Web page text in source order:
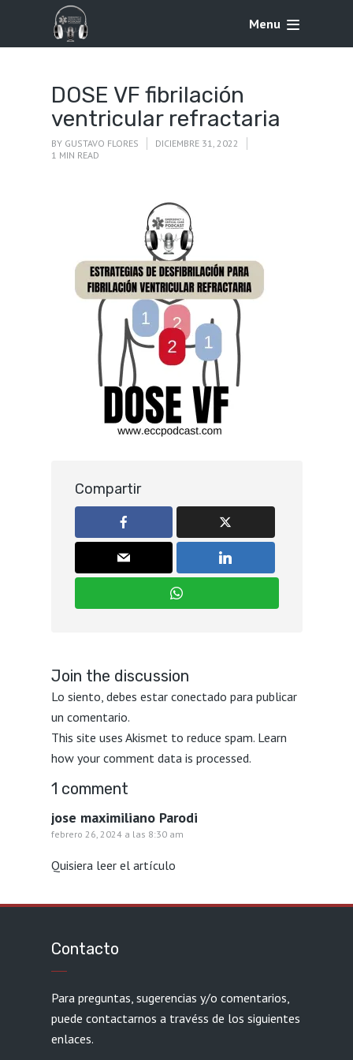
Menu
DOSE VF fibrilación
ventricular refractaria
BY GUSTAVO FLORES
DICIEMBRE 31, 2022
1 MIN READ
Compartir
Join the discussion
Lo siento, debes estar conectado para publicar
un comentario.
This site uses Akismet to reduce spam. Learn
how your comment data is processed.
1 comment
jose maximiliano Parodi
febrero 26, 2024 a las 8:30 am
Quisiera leer el artículo
Contacto
Para preguntas, sugerencias y/o comentarios,
puede contactarnos a travéss de los siguientes
enlaces.